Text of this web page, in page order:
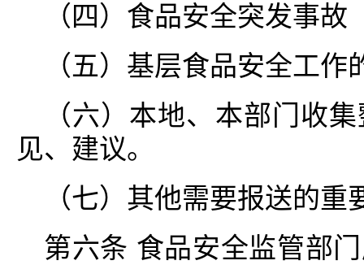
（四）食品安全突发事
（五）基层食品安全工作
（六）本地、本部门收
见、建议。
（七）其他需要报送的重
第六条 食品安全监管部